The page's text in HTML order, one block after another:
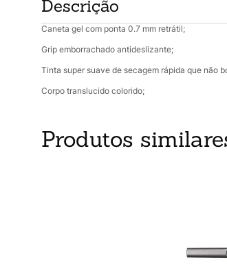
Descrição
Caneta gel com ponta 0.7 mm retrátil;
Grip emborrachado antideslizante;
Tinta super suave de secagem rápida que não
Corpo translucido colorido;
Produtos